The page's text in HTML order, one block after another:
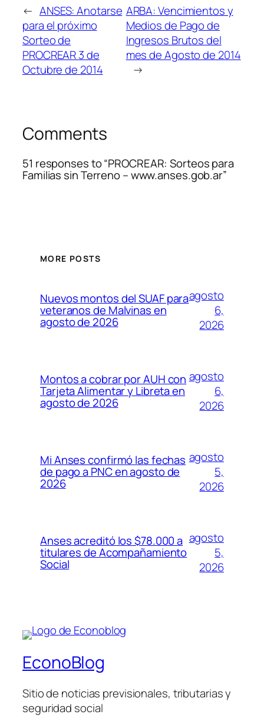
← ANSES: Anotarse
para el próximo
Sorteo de
PROCREAR 3 de
Octubre de 2014
ARBA: Vencimientos y
Medios de Pago de
Ingresos Brutos del
mes de Agosto de 2014
→
Comments
51 responses to “PROCREAR: Sorteos para
Familias sin Terreno – www.anses.gob.ar”
MORE POSTS
Nuevos montos del SUAF para
veteranos de Malvinas en
agosto de 2026
agosto
6,
2026
Montos a cobrar por AUH con
Tarjeta Alimentar y Libreta en
agosto de 2026
agosto
6,
2026
Mi Anses confirmó las fechas
de pago a PNC en agosto de
2026
agosto
5,
2026
Anses acreditó los $78.000 a
titulares de Acompañamiento
Social
agosto
5,
2026
EconoBlog
Sitio de noticias previsionales, tributarias y
seguridad social